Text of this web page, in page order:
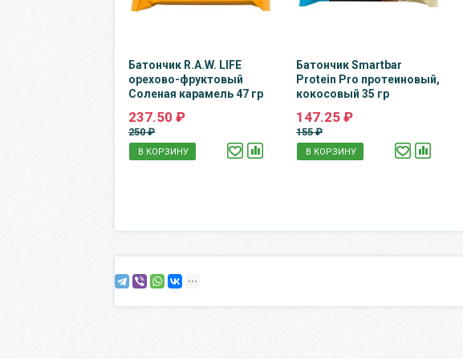
Батончик R.A.W. LIFE
орехово-фруктовый
Соленая карамель 47 гр
237.50 ₽
250 ₽
В КОРЗИНУ
Батончик Smartbar
Protein Pro протеиновый,
кокосовый 35 гр
147.25 ₽
155 ₽
В КОРЗИНУ